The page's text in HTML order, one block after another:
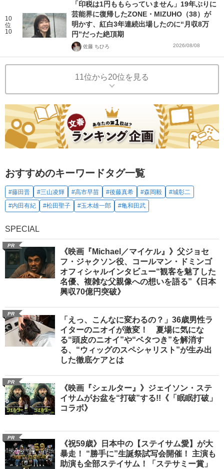
10
位
10
「印税は1円ももらっていません」19年ぶりに
芸能界に復帰したZONE・MIZUHO（38）が
明かす、紅白3年連続出場したのに“月収8万
円”だった絶頂期
佐藤 ちひろ 2026/08/08
11位から20位を見る
おすすめのキーワードタグ一覧
#藤田晋 #三山凌輝 #高市早苗 #後藤真希 #森岡毅
#城彰二
#内田有紀
#松田聖子 #玉木雄一郎 #亀和田武
SPECIAL
PR
《映画『Michael／マイケル』》父ジョセ
フ・ジャクソン役、コールマン・ドミンゴ
オフィシャルインタビュー“観客を魅了した
名優、複雑な父親像への想いを語る”《日本
興収70億円突破》
PR
「えっ、こんなに変わるの？」36歳男性ラ
イターのニオイが激変！ 夏場に気にな
る“頭皮のニオイ”や“ベタつき”を解消す
る、“ウィッグのスペシャリスト”が生み出
した徹底ケアとは
PR
《映画『シェルター』》ジェイソン・ステ
イサムがお盆を“打破”する!!《「眠眠打破」
コラボ》
PR
《祝59歳》日本中の【ステイサム愛】が大
暴走！ “勝手に”生誕祭試写会開催！ 主演も
助演も全部ステイサム！「ステサミー賞」